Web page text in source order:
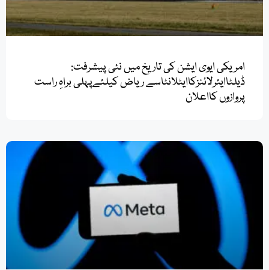
امریکی ایوی ایشن کی تاریخ میں نئی پیشرفت:
ڈیلٹاایئرلائنزکاایٹلانٹاسے ریاض کیلئےپہلی براہِ راست
پروازوں کااعلان